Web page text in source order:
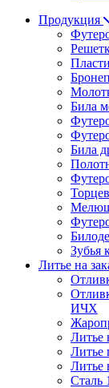
Продукция
Била
Била
Зубья
Литье на
ИЧХ
Литье
Литье
Литье
Сталь